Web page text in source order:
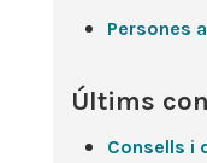
Persones
Últims
Consells i